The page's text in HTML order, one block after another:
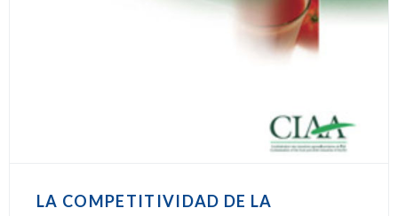
LA COMPETITIVIDAD DE LA